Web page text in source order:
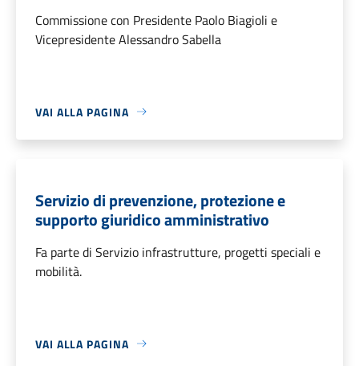
Commissione con Presidente Paolo Biagioli e
Vicepresidente Alessandro Sabella
VAI ALLA PAGINA
Servizio di prevenzione, protezione e
supporto giuridico amministrativo
Fa parte di Servizio infrastrutture, progetti speciali e
mobilità.
VAI ALLA PAGINA